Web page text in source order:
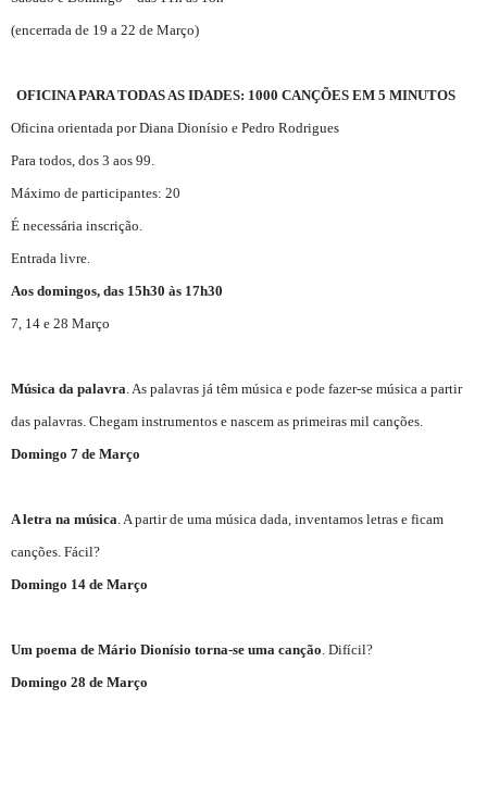
(encerrada de 19 a 22 de Março)
OFICINA PARA TODAS AS IDADES: 1000 CANÇÕES EM 5 MINUTOS
Oficina orientada por Diana Dionísio e Pedro Rodrigues
Para todos, dos 3 aos 99.
Máximo de participantes: 20
É necessária inscrição.
Entrada livre.
Aos domingos, das 15h30 às 17h30
7, 14 e 28 Março
Música da palavra. As palavras já têm música e pode fazer-se música a partir
das palavras. Chegam instrumentos e nascem as primeiras mil canções.
Domingo 7 de Março
A letra na música. A partir de uma música dada, inventamos letras e ficam
canções. Fácil?
Domingo 14 de Março
Um poema de Mário Dionísio torna-se uma canção. Difícil?
Domingo 28 de Março